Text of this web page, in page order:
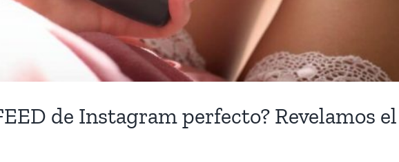
de Instagram perfecto? Revelamos el